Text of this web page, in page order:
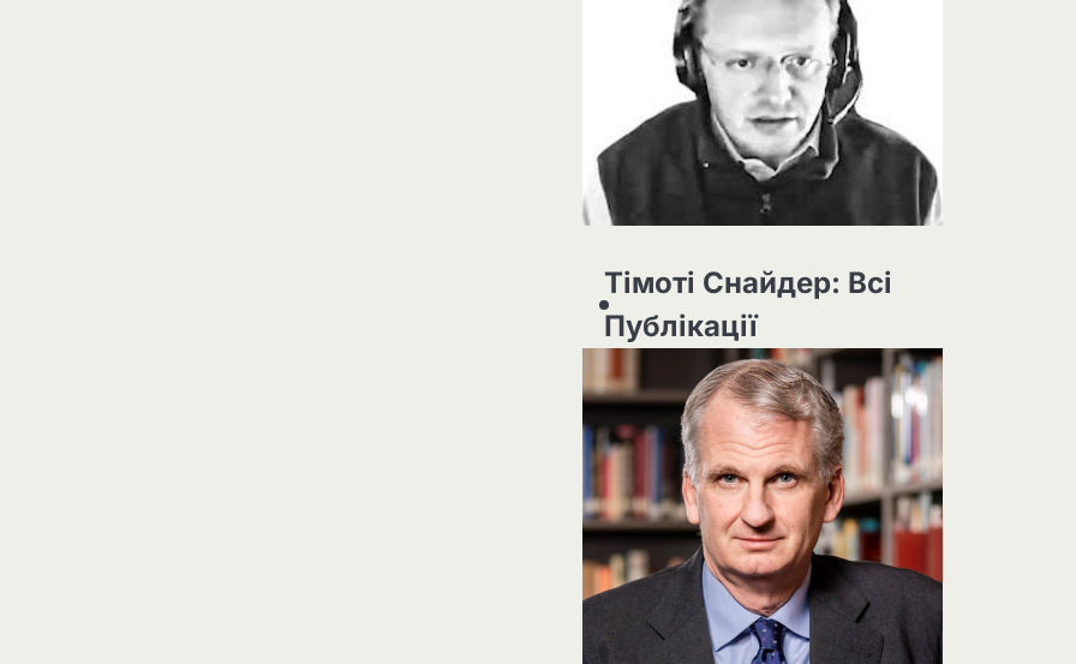
Тімоті Снайдер: Всі
Публікації